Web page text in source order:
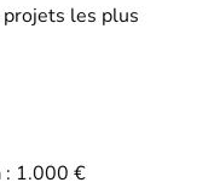
projets les plus
: 1.000 €